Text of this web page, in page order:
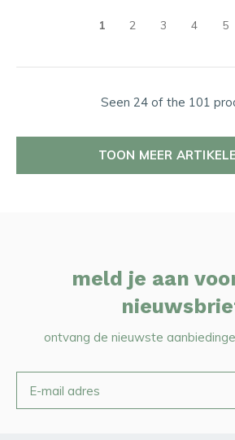
1 2 3 4 5
Seen 24 of the 101
TOON MEER
meld je aan
ontvang de nieuwste